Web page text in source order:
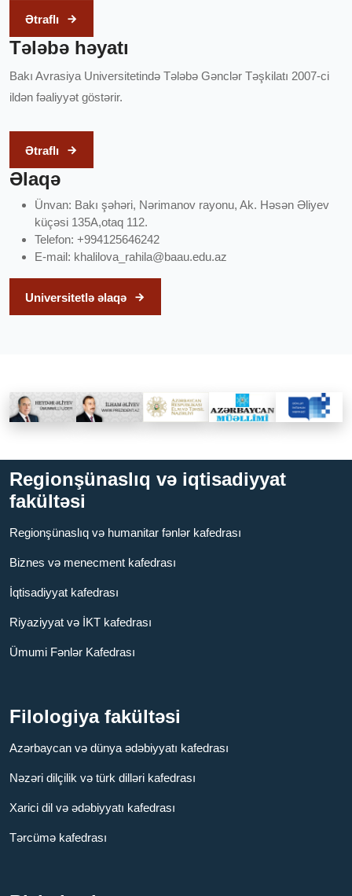
Ətraflı
Tələbə həyatı
Bakı Avrasiya Universitetində Tələbə Gənclər Təşkilatı 2007-ci
ildən fəaliyyət göstərir.
Ətraflı
Əlaqə
Ünvan: Bakı şəhəri, Nərimanov rayonu, Ak. Həsən Əliyev
küçəsi 135A,otaq 112.
Telefon: +994125646242
E-mail: khalilova_rahila@baau.edu.az
Universitetlə əlaqə
Regionşünaslıq və iqtisadiyyat
fakültəsi
Regionşünaslıq və humanitar fənlər kafedrası
Biznes və menecment kafedrası
İqtisadiyyat kafedrası
Riyaziyyat və İKT kafedrası
Ümumi Fənlər Kafedrası
Filologiya fakültəsi
Azərbaycan və dünya ədəbiyyatı kafedrası
Nəzəri dilçilik və türk dilləri kafedrası
Xarici dil və ədəbiyyatı kafedrası
Tərcümə kafedrası